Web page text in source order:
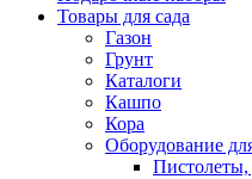
Товары для сада
Газон
Грунт
Каталоги
Кашпо
Кора
Оборудование
Пистолеты,